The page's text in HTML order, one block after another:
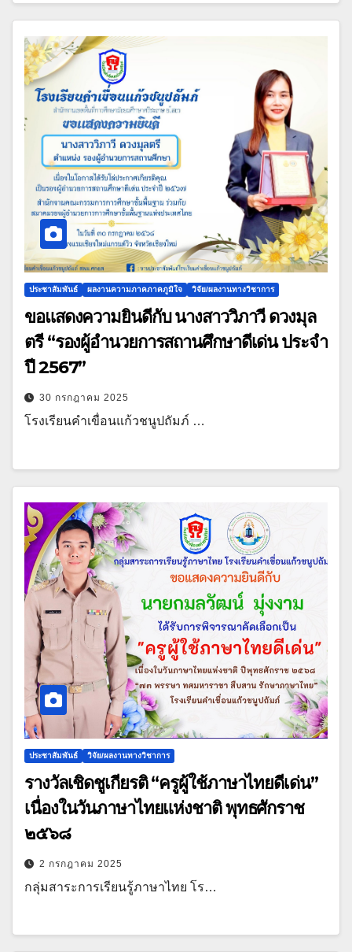
ประชาสัมพันธ์ ผลงานความภาคภาคภูมิใจ วิจัย/ผลงานทางวิชาการ
ขอแสดงความยินดีกับ นางสาววิภาวี ดวงมุล
ตรี “รองผู้อำนวยการสถานศึกษาดีเด่น ประจำ
ปี 2567”
30 กรกฎาคม 2025
โรงเรียนคำเขื่อนแก้วชนูปถัมภ์ …
ประชาสัมพันธ์ วิจัย/ผลงานทางวิชาการ
รางวัลเชิดชูเกียรติ “ครูผู้ใช้ภาษาไทยดีเด่น”
เนื่องในวันภาษาไทยแห่งชาติ พุทธศักราช
๒๕๖๘
2 กรกฎาคม 2025
กลุ่มสาระการเรียนรู้ภาษาไทย โร…